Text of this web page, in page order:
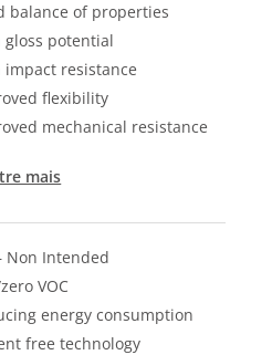
balance of properties
gloss potential
impact resistance
flexibility
mechanical resistance
mais
Non Intended
VOC
energy consumption
free technology